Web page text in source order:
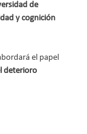
de
y cognición
el papel
deterioro